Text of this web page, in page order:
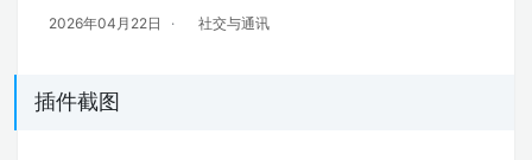
2026年04月22日 社交与通讯
插件截图